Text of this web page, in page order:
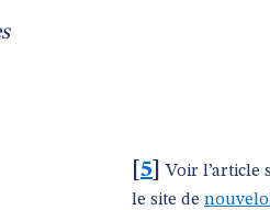
5 ]Voir l’article
le site de